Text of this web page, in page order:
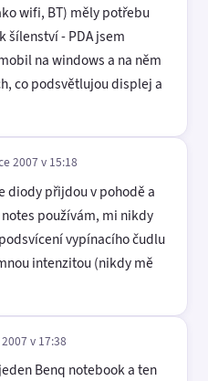
wifi, BT) měly potřebu
šílenství - PDA jsem
na windows a na něm
co podsvětlujou displej a
2007 v 15:18
diody přijdou v pohodě a
používám, mi nikdy
vypínacího čudlu
intenzitou (nikdy mě
v 17:38
Benq notebook a ten